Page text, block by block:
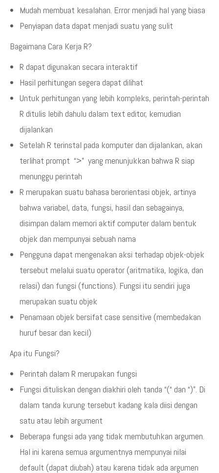
Mudah membuat kesalahan. Error menjadi hal yang biasa
Penyiapan data dapat menjadi suatu yang sulit
Bagaimana Cara Kerja R?
R dapat digunakan secara interaktif
Hasil perhitungan segera dapat dilihat
Untuk perhitungan yang lebih kompleks, perintah-perintah
R ditulis lebih dahulu dalam text editor, kemudian
dijalankan
Setelah R terinstal pada komputer dan dijalankan, akan
terlihat prompt “>” yang menunjukkan bahwa R siap
menunggu perintah
R merupakan suatu bahasa berorientasi objek, artinya
bahwa variabel, data, fungsi, hasil dan sebagainya,
disimpan dalam memori aktif computer dalam bentuk
objek dan mempunyai sebuah nama
Pengguna dapat mengenakan aksi terhadap objek-objek
tersebut melalui suatu operator (aritmatika, logika, dan
relasi) dan fungsi (functions). Fungsi itu sendiri juga
merupakan suatu objek
Penamaan objek bersifat case sensitive (membedakan
huruf besar dan kecil)
Apa itu Fungsi?
Perintah dalam R merupakan fungsi
Fungsi dituliskan dengan diakhiri oleh tanda “(“ dan “)”. Di
dalam tanda kurung tersebut kadang kala diisi dengan
satu atau lebih argument
Beberapa fungsi ada yang tidak membutuhkan argumen.
Hal ini karena semua argumentnya mempunyai nilai
default (dapat diubah) atau karena tidak ada argumen